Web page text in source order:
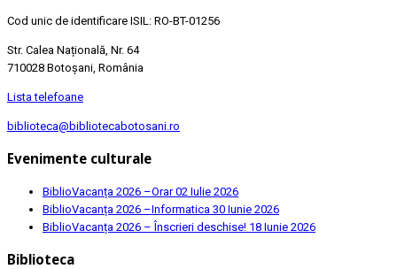
Cod unic de identificare ISIL: RO-BT-01256
Str. Calea Națională, Nr. 64
710028 Botoșani, România
Lista telefoane
biblioteca@bibliotecabotosani.ro
Evenimente culturale
BiblioVacanța 2026 –Orar02 Iulie 2026
BiblioVacanța 2026 –Informatica 30 Iunie 2026
BiblioVacanța 2026 – Înscrieri deschise! 18 Iunie 2026
Biblioteca